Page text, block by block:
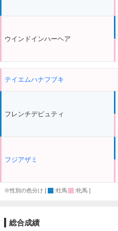
ウインドインハーヘア
テイエムハナフブキ
フレンチデピュティ
フジアザミ
※性別の色分け [ :牡馬 :牝馬 ]
総合成績